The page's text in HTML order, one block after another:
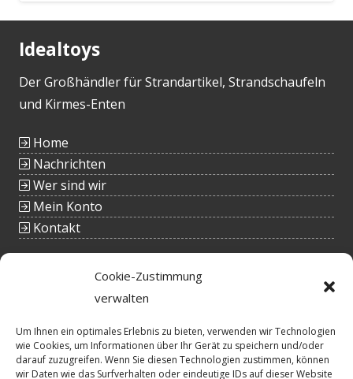
Cookie-Zustimmung
verwalten
Um Ihnen ein optimales Erlebnis zu bieten, verwenden wir Technologien
wie Cookies, um Informationen über Ihr Gerät zu speichern und/oder
darauf zuzugreifen. Wenn Sie diesen Technologien zustimmen, können
wir Daten wie das Surfverhalten oder eindeutige IDs auf dieser Website
Idealtoys
Der Großhändler für Strandartikel, Strandschaufeln
und Kirmes-Enten
Home
Nachrichten
Wer sind wir
Mein Konto
Kontakt
Tieltstraat 54
Belgien
tel.: +32(0)51/48 66 59
info@idealtoys.be